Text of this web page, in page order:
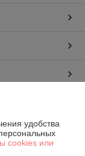
удобства
cookies или